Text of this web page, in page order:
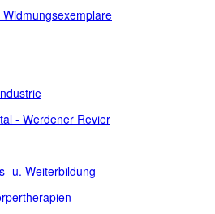
- Werdener Revier
u. Weiterbildung